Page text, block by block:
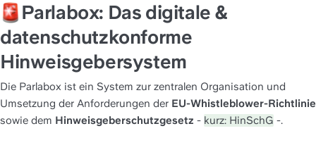
Parlabox: Das digitale &
datenschutzkonforme
Hinweisgebersystem
Die Parlabox ist ein System zur zentralen Organisation und
Umsetzung der Anforderungen der EU-Whistleblower-Richtlinie
sowie dem Hinweisgeberschutzgesetz - kurz: HinSchG -.